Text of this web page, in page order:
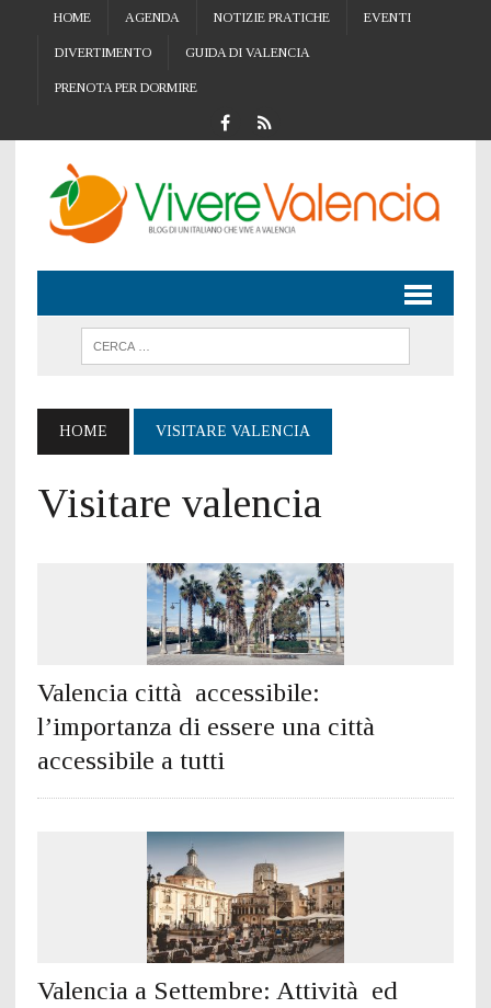
HOME AGENDA NOTIZIE PRATICHE EVENTI
DIVERTIMENTO GUIDA DI VALENCIA
PRENOTA PER DORMIRE
HOME VISITARE VALENCIA
Visitare valencia
Valencia città accessibile:
l’importanza di essere una città
accessibile a tutti
Valencia a Settembre: Attività ed